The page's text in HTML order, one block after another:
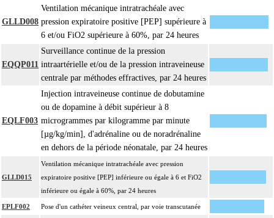
- décision d'assistance circulatoire.
4 La suture d'un vaisseau inclut l'angioplastie d'élargissement.
Le pontage artériel inclut la thromboendartériectomie de contigüité.
4
Les actes sur le thorax, par thoracoscopie incluent l'évacuation de collection
intrathoracique associée, la pose de drain pleural et/ou péricardique.
4
Les actes avec dérivation vasculaire [shunt] incluent la pose d'une dérivation
inerte ou pulsée, et son ablation.
Facturation : les suppléments de numérisation ou la radioscopie de longue
les actes diagnostiques ou thérapeutiques de radiologie vasculaire
GLLD008
Ventilation mécanique intratrachéale avec
pression expiratoire positive [PEP] supérieure à
6 et/ou FiO2 supérieure à 60%, par 24 heures
EQQP011
Surveillance continue de la pression
intraartérielle et/ou de la pression intraveineuse
centrale par méthodes effractives, par 24 heures
EQLF003
Injection intraveineuse continue de dobutamine
ou de dopamine à débit supérieur à 8
microgrammes par kilogramme par minute
[µg/kg/min], d'adrénaline ou de noradrénaline
en dehors de la période néonatale, par 24 heures
GLLD015
Ventilation mécanique intratrachéale avec pression
expiratoire positive [PEP] inférieure ou égale à 6 et FiO2
inférieure ou égale à 60%, par 24 heures
EPLF002 Pose d'un cathéter veineux central, par voie transcutanée